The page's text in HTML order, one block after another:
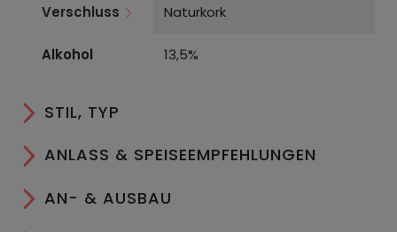
Verschluss Naturkork
Alkohol 13,5%
STIL, TYP
ANLASS & SPEISEEMPFEHLUNGEN
AN- & AUSBAU